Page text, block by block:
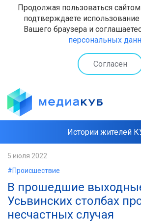
Продолжая пользоваться
подтверждаете
Вашего браузера и
персональных
Согласен
Истории жителей
5 июля 2022
#Происшествие
В прошедшие
Усьвинских столбах
несчастных случая